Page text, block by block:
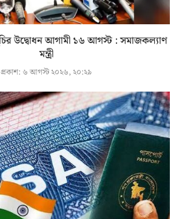
উদ্বোধন আগামী ১৬ আগস্ট : সমাজকল্যাণ
মন্ত্রী
প্রকাশ: ৬ আগস্ট ২০২৬, ২০:২৯